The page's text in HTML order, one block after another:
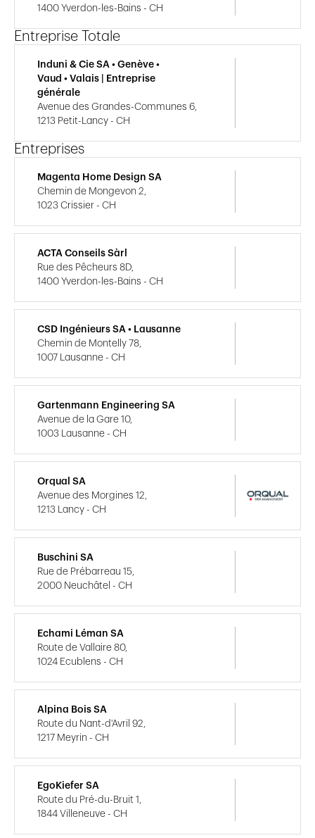
1400 Yverdon-les-Bains - CH
Entreprise Totale
Induni & Cie SA • Genève •
Vaud • Valais | Entreprise
générale
Avenue des Grandes-Communes 6,
1213 Petit-Lancy - CH
Entreprises
Magenta Home Design SA
Chemin de Mongevon 2,
1023 Crissier - CH
ACTA Conseils Sàrl
Rue des Pêcheurs 8D,
1400 Yverdon-les-Bains - CH
CSD Ingénieurs SA • Lausanne
Chemin de Montelly 78,
1007 Lausanne - CH
Gartenmann Engineering SA
Avenue de la Gare 10,
1003 Lausanne - CH
Orqual SA
Avenue des Morgines 12,
1213 Lancy - CH
Buschini SA
Rue de Prébarreau 15,
2000 Neuchâtel - CH
Echami Léman SA
Route de Vallaire 80,
1024 Ecublens - CH
Alpina Bois SA
Route du Nant-d'Avril 92,
1217 Meyrin - CH
EgoKiefer SA
Route du Pré-du-Bruit 1,
1844 Villeneuve - CH